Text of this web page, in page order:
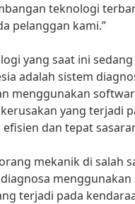
teknologi
pelanggan kami.”
yang saat ini
adalah sistem
menggunakan
yang terjadi
dan tepat
mekanik di salah
terjadi pada